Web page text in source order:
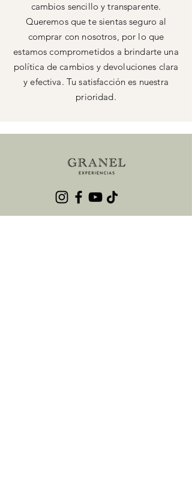
cambios sencillo y transparente.
Queremos que te sientas seguro al
comprar con nosotros, por lo que
estamos comprometidos a brindarte una
política de cambios y devoluciones clara
y efectiva. Tu satisfacción es nuestra
prioridad.